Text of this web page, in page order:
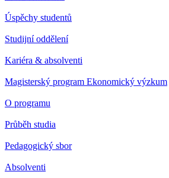
Úspěchy studentů
Studijní oddělení
Kariéra & absolventi
Magisterský program Ekonomický výzkum
O programu
Průběh studia
Pedagogický sbor
Absolventi